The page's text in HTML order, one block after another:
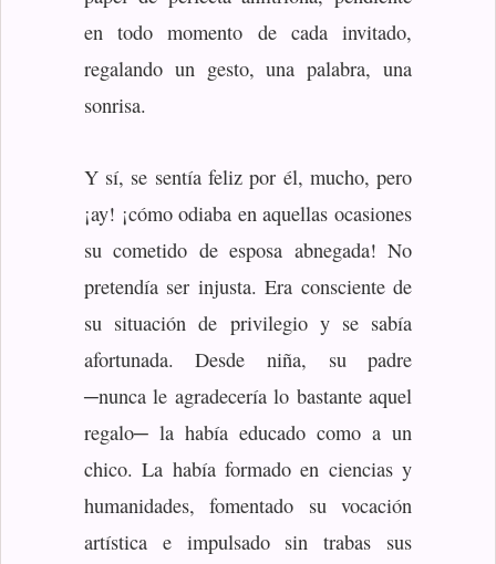
en todo momento de cada invitado,
regalando un gesto, una palabra, una
sonrisa.
Y sí, se sentía feliz por él, mucho, pero
¡ay! ¡cómo odiaba en aquellas ocasiones
su cometido de esposa abnegada! No
pretendía ser injusta. Era consciente de
su situación de privilegio y se sabía
afortunada. Desde niña, su padre
─nunca le agradecería lo bastante aquel
regalo─ la había educado como a un
chico. La había formado en ciencias y
humanidades, fomentado su vocación
artística e impulsado sin trabas sus